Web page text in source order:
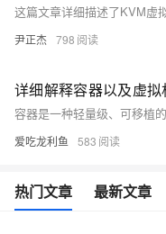
尹正杰 798
爱吃龙利鱼 583
热门文章 最新文章